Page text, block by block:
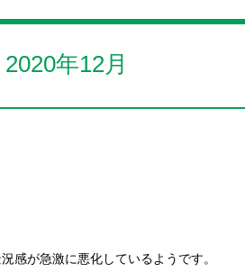
2020年12月
感が急激に悪化しているようです。